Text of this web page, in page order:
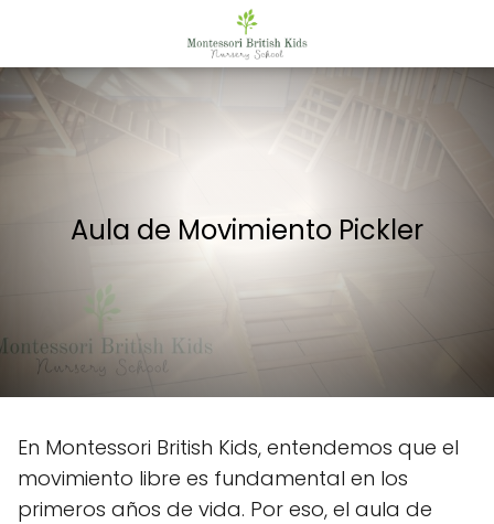
Aula de Movimiento Pickler
En Montessori British Kids, entendemos que el
movimiento libre es fundamental en los
primeros años de vida. Por eso, el aula de